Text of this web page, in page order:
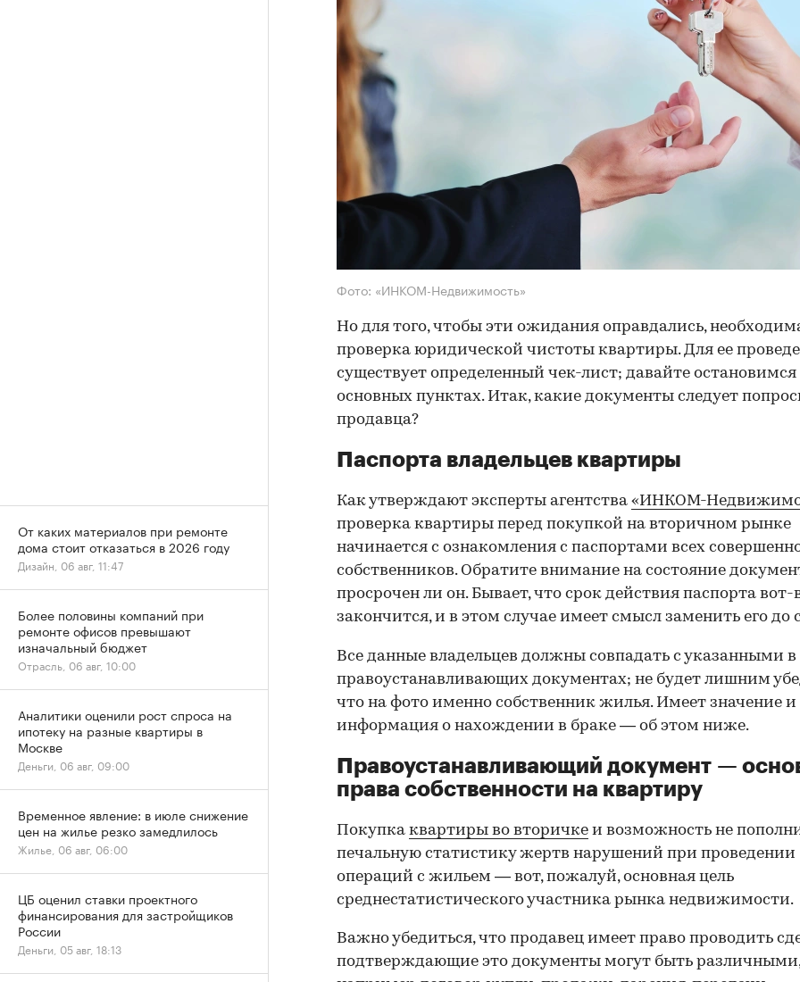
Фото: «ИНКОМ-Недвижимость»
Но для того, чтобы эти ожидания оправдались,
проверка юридической чистоты квартиры. Для ее
существует определенный чек-лист; давайте остановимся
основных пунктах. Итак, какие документы следует
продавца?
Паспорта владельцев квартиры
Как утверждают эксперты агентства «ИНКОМ-
проверка квартиры перед покупкой на вторичном рынке
начинается с ознакомления с паспортами всех
собственников. Обратите внимание на состояние
просрочен ли он. Бывает, что срок действия паспорта вот-
закончится, и в этом случае имеет смысл заменить его до
Все данные владельцев должны совпадать с указанными в
правоустанавливающих документах; не будет лишним
что на фото именно собственник жилья. Имеет значение и
информация о нахождении в браке — об этом ниже.
Правоустанавливающий документ —
права собственности на квартиру
Покупка квартиры во вторичке и возможность не
печальную статистику жертв нарушений при проведении
операций с жильем — вот, пожалуй, основная цель
среднестатистического участника рынка недвижимости.
Важно убедиться, что продавец имеет право проводить
подтверждающие это документы могут быть различными,
От каких материалов при ремонте
дома стоит отказаться в 2026 году
Дизайн, 06 авг, 11:47
Более половины компаний при
ремонте офисов превышают
изначальный бюджет
Отрасль, 06 авг, 10:00
Аналитики оценили рост спроса на
ипотеку на разные квартиры в
Москве
Деньги, 06 авг, 09:00
Временное явление: в июле снижение
цен на жилье резко замедлилось
Жилье, 06 авг, 06:00
ЦБ оценил ставки проектного
финансирования для застройщиков
России
Деньги, 05 авг, 18:13